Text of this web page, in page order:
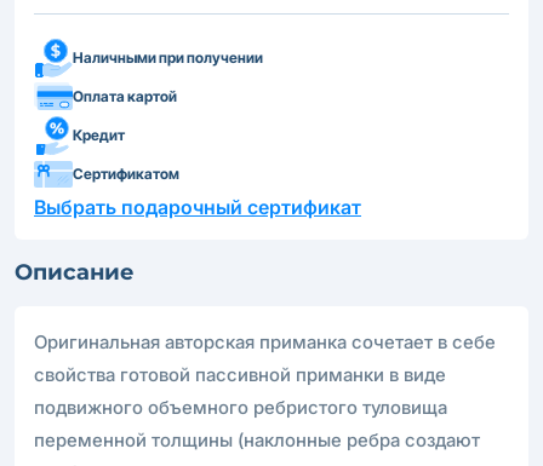
Наличными при получении
Оплата картой
Кредит
Сертификатом
Выбрать подарочный сертификат
Описание
Оригинальная авторcкая приманка сочетает в себе
свойства готовой пассивной приманки в виде
подвижного объемного ребристого туловища
переменной толщины (наклонные ребра создают